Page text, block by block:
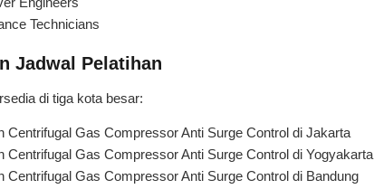
Technicians
Jadwal Pelatihan
di tiga kota besar:
Centrifugal Gas Compressor Anti Surge Control di Jakarta
Centrifugal Gas Compressor Anti Surge Control di Yogyakarta
Centrifugal Gas Compressor Anti Surge Control di Bandung